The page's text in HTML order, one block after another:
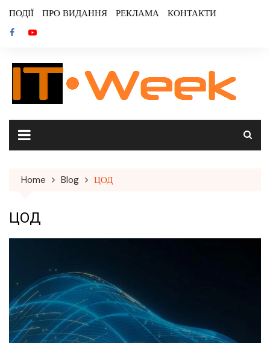
content
ПОДІЇ ПРО ВИДАННЯ РЕКЛАМА КОНТАКТИ
Home Blog ЦОД
ЦОД